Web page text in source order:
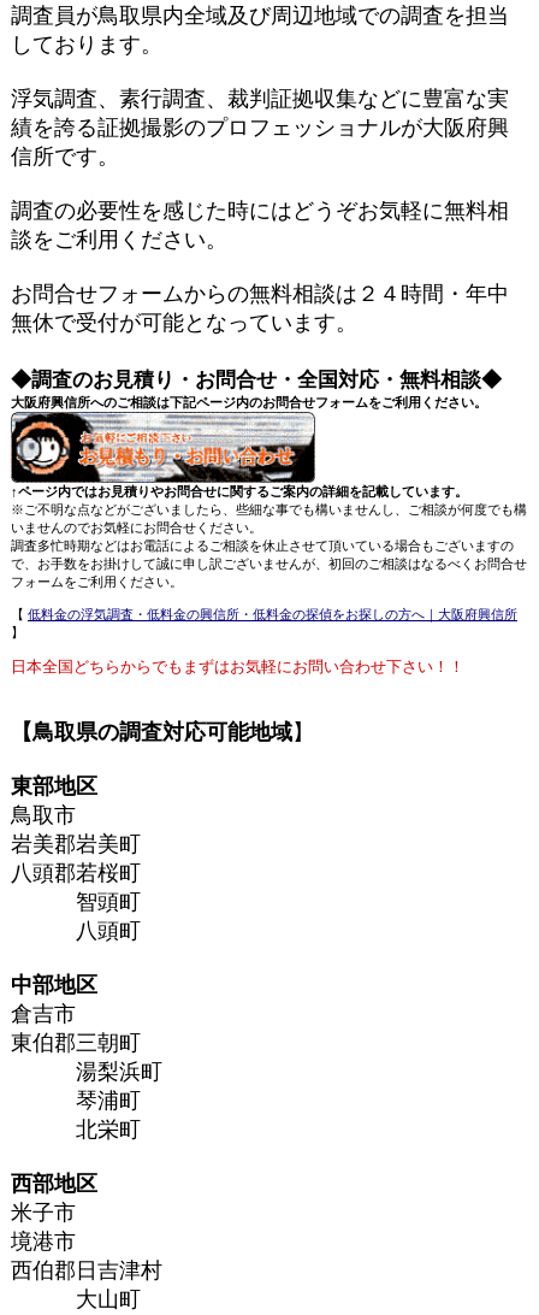
調査員が鳥取県内全域及び周辺地域での調査を担当
しております。
浮気調査、素行調査、裁判証拠収集などに豊富な実
績を誇る証拠撮影のプロフェッショナルが大阪府興
信所です。
調査の必要性を感じた時にはどうぞお気軽に無料相
談をご利用ください。
お問合せフォームからの無料相談は２４時間・年中
無休で受付が可能となっています。
◆調査のお見積り・お問合せ・全国対応・無料相談◆
大阪府興信所へのご相談は下記ページ内のお問合せフォームをご利用ください。
↑ページ内ではお見積りやお問合せに関するご案内の詳細を記載しています。
※ご不明な点などがございましたら、些細な事でも構いませんし、ご相談が何度でも構
いませんのでお気軽にお問合せください。
調査多忙時期などはお電話によるご相談を休止させて頂いている場合もございますの
で、お手数をお掛けして誠に申し訳ございませんが、初回のご相談はなるべくお問合せ
フォームをご利用ください。
【 低料金の浮気調査・低料金の興信所・低料金の探偵をお探しの方へ｜大阪府興信所
】
日本全国どちらからでもまずはお気軽にお問い合わせ下さい！！
【鳥取県の調査対応可能地域】
東部地区
鳥取市
岩美郡岩美町
八頭郡若桜町
智頭町
八頭町
中部地区
倉吉市
東伯郡三朝町
湯梨浜町
琴浦町
北栄町
西部地区
米子市
境港市
西伯郡日吉津村
大山町